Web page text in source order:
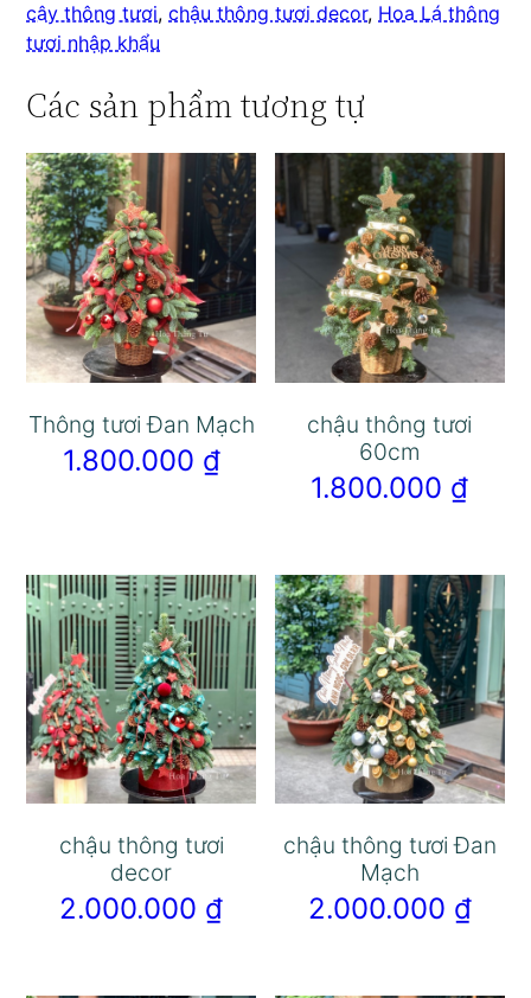
cây thông tươi,chậu thông tươi decor, Hoa Lá thông
tươi nhập khẩu
Các sản phẩm tương tự
Thông tươi Đan Mạch
1.800.000 ₫
chậu thông tươi
60cm
1.800.000 ₫
chậu thông tươi
decor
2.000.000 ₫
chậu thông tươi Đan
Mạch
2.000.000 ₫